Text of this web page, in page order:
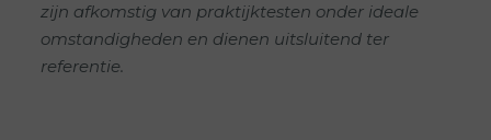
zijn afkomstig van praktijktesten onder ideale
omstandigheden en dienen uitsluitend ter
referentie.